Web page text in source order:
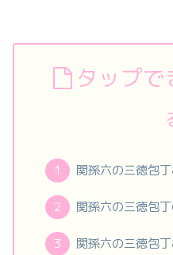
タップ
関孫六の三徳包
関孫六の三徳包
関孫六の三徳包